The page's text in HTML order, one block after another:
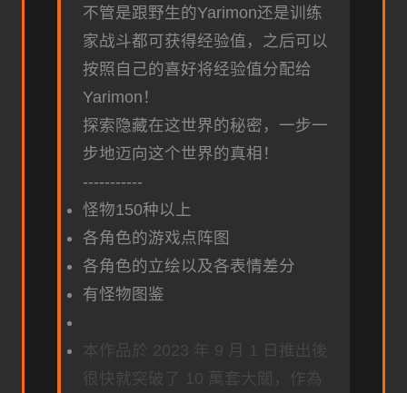
不管是跟野生的Yarimon还是训练
家战斗都可获得经验值，之后可以
按照自己的喜好将经验值分配给
Yarimon！
探索隐藏在这世界的秘密，一步一
步地迈向这个世界的真相！
-----------
怪物150种以上
各角色的游戏点阵图
各角色的立绘以及各表情差分
有怪物图鉴
本作品於 2023 年 9 月 1 日推出後
很快就突破了 10 萬套大關，作為